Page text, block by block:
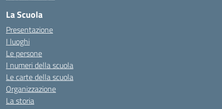
La Scuola
Presentazione
I luoghi
Le persone
I numeri della scuola
Le carte della scuola
Organizzazione
La storia